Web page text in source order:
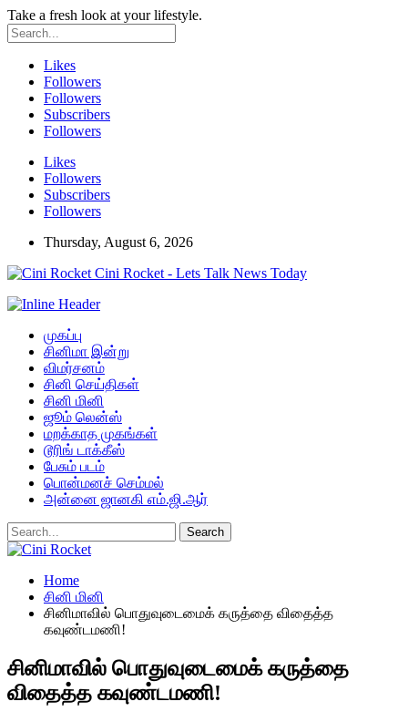
Take a fresh look at your lifestyle.
Likes
Followers
Followers
Subscribers
Followers
Likes
Followers
Subscribers
Followers
Thursday, August 6, 2026
Cini Rocket - Lets Talk News Today
முகப்பு
சினிமா இன்று
விமர்சனம்
சினி செய்திகள்
சினி மினி
ஜூம் லென்ஸ்
மறக்காத முகங்கள்
டூரிங் டாக்கீஸ்
பேசும் படம்
பொன்மனச் செம்மல்
அன்னை ஜானகி எம்.ஜி.ஆர்
Home
சினி மினி
சினிமாவில் பொதுவுடைமைக் கருத்தை விதைத்த
கவுண்டமணி!
சினிமாவில் பொதுவுடைமைக் கருத்தை
விதைத்த கவுண்டமணி!